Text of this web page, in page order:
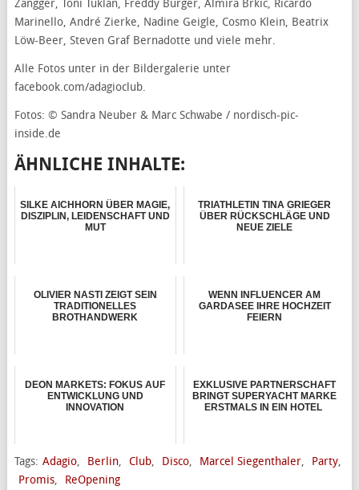
Zangger, Toni Tuklan, Freddy Burger, Almira Brkic, Ricardo
Marinello, André Zierke, Nadine Geigle, Cosmo Klein, Beatrix
Löw-Beer, Steven Graf Bernadotte und viele mehr.
Alle Fotos unter in der Bildergalerie unter
facebook.com/adagioclub.
Fotos: © Sandra Neuber & Marc Schwabe / nordisch-pic-
inside.de
ÄHNLICHE INHALTE:
SILKE AICHHORN ÜBER MAGIE,
DISZIPLIN, LEIDENSCHAFT UND
MUT
TRIATHLETIN TINA GRIEGER
ÜBER RÜCKSCHLÄGE UND
NEUE ZIELE
OLIVIER NASTI ZEIGT SEIN
TRADITIONELLES
BROTHANDWERK
WENN INFLUENCER AM
GARDASEE IHRE HOCHZEIT
FEIERN
DEON MARKETS: FOKUS AUF
ENTWICKLUNG UND
INNOVATION
EXKLUSIVE PARTNERSCHAFT
BRINGT SUPERYACHT MARKE
ERSTMALS IN EIN HOTEL
Tags: Adagio, Berlin, Club, Disco, Marcel Siegenthaler, Party,
Promis, ReOpening